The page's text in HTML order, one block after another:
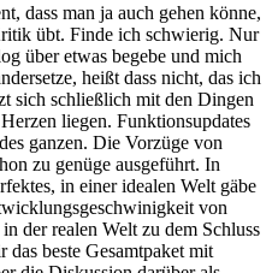
dass man ja auch gehen könne,
übt. Finde ich schwierig. Nur
über etwas begebe und mich
heißt dass nicht, das ich
sich schließlich mit den Dingen
liegen. Funktionsupdates
ganzen. Die Vorzüge von
zu genüge ausgeführt. In
in einer idealen Welt gäbe
von
der realen Welt zu dem Schluss
das beste Gesamtpaket mit